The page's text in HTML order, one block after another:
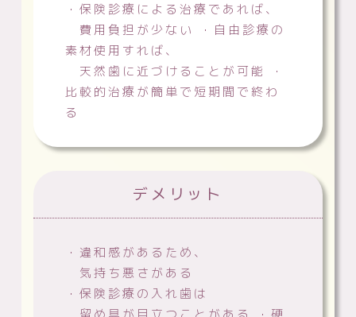
・保険診療による治療であれば、
費用負担が少ない ・自由診療の
素材使用すれば、
天然歯に近づけることが可能 ・
比較的治療が簡単で短期間で終わ
る
デメリット
・違和感があるため、
気持ち悪さがある
・保険診療の入れ歯は